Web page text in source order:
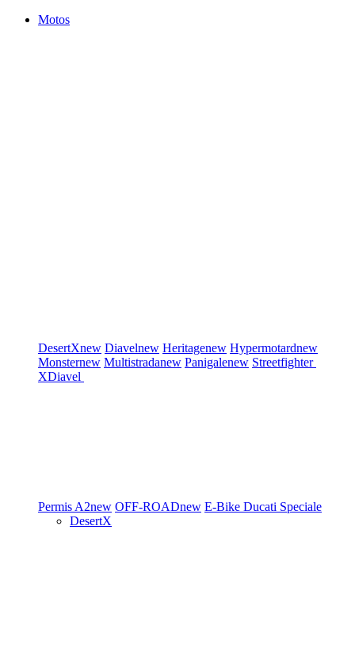
Motos
DesertXnew Diavelnew Heritagenew Hypermotardnew
Monsternew Multistradanew Panigalenew Streetfighter
XDiavel
Permis A2new OFF-ROADnew E-Bike Ducati Speciale
DesertX